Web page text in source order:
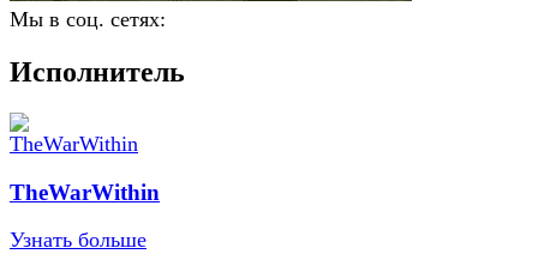
Мы в соц. сетях:
Исполнитель
TheWarWithin
Узнать больше